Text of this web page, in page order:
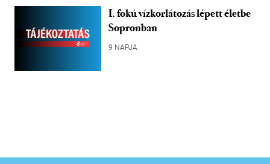
I. fokú vízkorlátozás lépett életbe
Sopronban
9 NAPJA